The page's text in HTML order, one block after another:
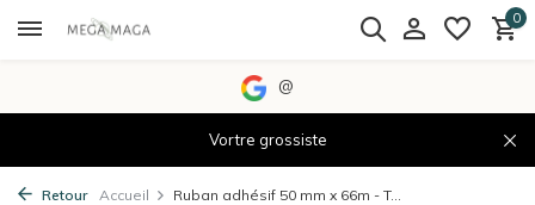
0
@
Vortre grossiste
Retour Accueil Ruban adhésif 50 mm x 66m - T...